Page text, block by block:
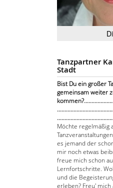
Tanzpartner
Stadt
Bist Du ein großer
gemeinsam weiter
Möchte regelmäßig
es jemand der
mir noch etwas
freue mich schon
Lernfortschritte.
und die
erleben? Freu'